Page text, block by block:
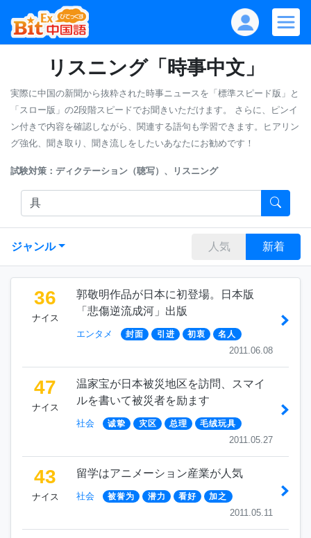
リスニング「時事中文」
実際に中国の新聞から抜粋された時事ニュースを「標準スピード版」と
「スロー版」の2段階スピードでお聞きいただけます。
さらに、ピンイ
ン付きで内容を確認しながら、関連する語句も学習できます。ヒアリン
グ強化、聞き取り、聞き流しをしたいあなたにお勧めです！
試験対策：ディクテーション（聴写）、リスニング
ジャンル 人気 新着
36
ナイス
郭敬明作品が日本に初登場。日本版
「悲傷逆流成河」出版
エンタメ 封面 引进 初衷 名人
2011.06.08
47
ナイス
温家宝が日本被災地区を訪問、スマイ
ルを書いて被災者を励ます
社会 诚挚 灾区 总理 毛绒玩具
2011.05.27
43
ナイス
留学はアニメーション産業が人気
社会 被誉为 潜力 看好 加之
2011.05.11